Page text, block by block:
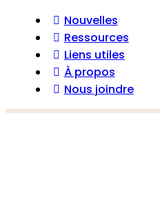
Nouvelles
Ressources
Liens utiles
À propos
Nous joindre